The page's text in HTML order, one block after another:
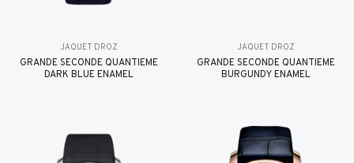
JAQUET DROZ
GRANDE SECONDE QUANTIÈME
DARK BLUE ENAMEL
JAQUET DROZ
GRANDE SECONDE QUANTIÈME
BURGUNDY ENAMEL